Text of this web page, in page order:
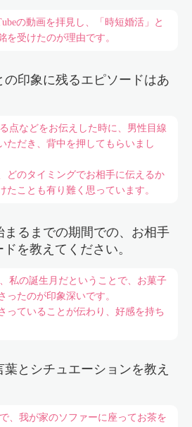
の動画を拝見し、「時短婚活」と
を受けたのが理由です。
の印象に残るエピソードはあ
点などをお伝えした時に、男性目線
ただき、背中を押してもらいまし
どのタイミングでお相手に伝えるか
たことも有り難く思っています。
まるまでの期間での、お相手
を教えてください。
私の誕生月だということで、お菓子
ったのが印象深いです。
っていることが伝わり、好感を持ち
とシチュエーションを教え
、我が家のソファーに座ってお茶を